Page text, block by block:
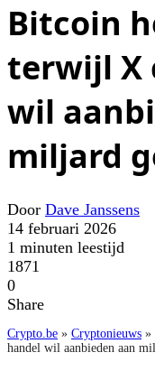
Bitcoin
terwijl X
wil
miljard
Door Dave Janssens
14 februari 2026
1 minuten leestijd
1871
0
Share
Crypto.be » Cryptonieuws »
handel wil aanbieden aan